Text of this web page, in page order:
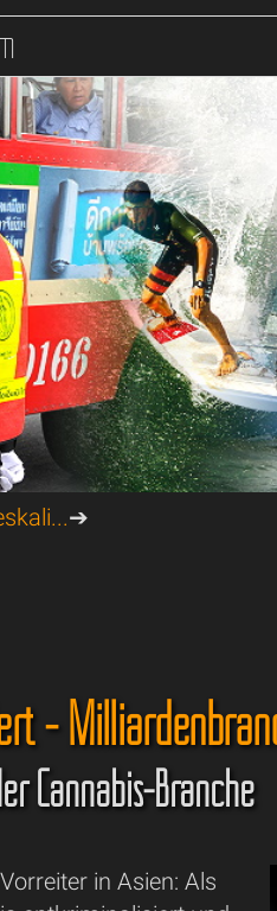
➔
-
Cannabis-Branche
in Asien: Als